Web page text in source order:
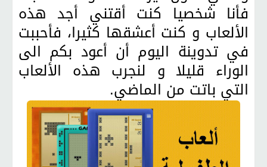
فأنا شخصيا كنت أقتني أجد هذه
الألعاب و كنت أعشقها كثيرا، فأحببت
في تدوينة اليوم أن أعود بكم الى
الوراء قليلا و لنجرب هذه الألعاب
التي باتت من الماضي.